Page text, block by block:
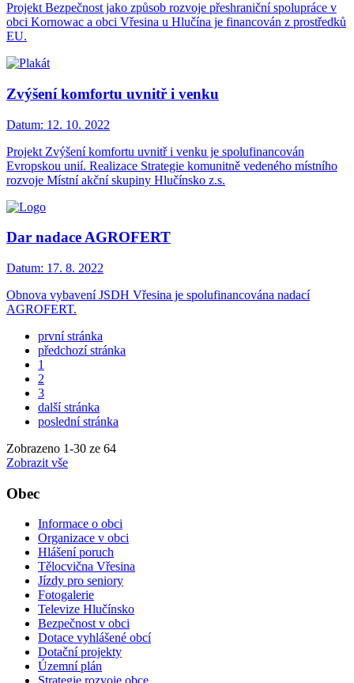
Projekt Bezpečnost jako způsob rozvoje přeshraniční spolupráce v
obci Kornowac a obci Vřesina u Hlučína je financován z prostředků
EU.
Zvýšení komfortu uvnitř i venku
Datum: 12. 10. 2022
Projekt Zvýšení komfortu uvnitř i venku je spolufinancován
Evropskou unií. Realizace Strategie komunitně vedeného místního
rozvoje Místní akční skupiny Hlučínsko z.s.
Dar nadace AGROFERT
Datum: 17. 8. 2022
Obnova vybavení JSDH Vřesina je spolufinancována nadací
AGROFERT.
první stránka
předchozí stránka
1
2
3
další stránka
poslední stránka
Zobrazeno 1-30 ze 64
Zobrazit vše
Obec
Informace o obci
Organizace v obci
Hlášení poruch
Tělocvična Vřesina
Jízdy pro seniory
Fotogalerie
Televize Hlučínsko
Bezpečnost v obci
Dotace vyhlášené obcí
Dotační projekty
Územní plán